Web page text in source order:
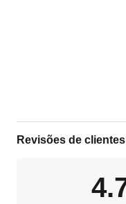
Revisões de clientes